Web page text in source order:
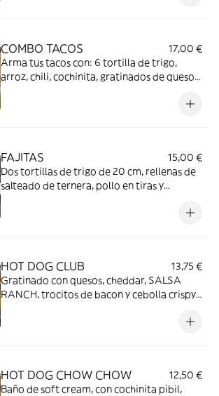
COMBO TACOS
17,00 €
Arma tus tacos con: 6 tortilla de trigo,
arroz, chili, cochinita, gratinados de quesos.
FAJITAS
15,00 €
Dos tortillas de trigo de 20 cm, rellenas de
salteado de ternera, pollo en tiras y
HOT DOG CLUB
13,75 €
Gratinado con quesos, cheddar, SALSA
RANCH, trocitos de bacon y cebolla crispy.
HOT DOG CHOW CHOW
12,50 €
Baño de soft cream, con cochinita pibil,